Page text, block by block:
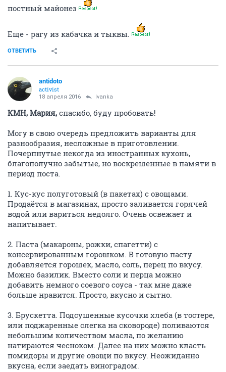
постный майонез
Еще - рагу из кабачка и тыквы.
ОТВЕТИТЬ
antidoto
activist
18 апреля 2016 Ivanka
КМH, Мария, спасибо, буду пробовать!
Могу в свою очередь предложить варианты для
разнообразия, несложные в приготовлении.
Почерпнутые некогда из иностранных кухонь,
благополучно забытые, но воскрешенные в памяти в
период поста.
1. Кус-кус полуготовый (в пакетах) с овощами.
Продаётся в магазинах, просто заливается горячей
водой или вариться недолго. Очень освежает и
напитывает.
2. Паста (макароны, рожки, спагетти) с
консервированным горошком. В готовую пасту
добавляется горошек, масло, соль, перец по вкусу.
Можно базилик. Вместо соли и перца можно
добавить немного соевого соуса - так мне даже
больше нравится. Просто, вкусно и сытно.
3. Брускетта. Подсушенные кусочки хлеба (в тостере,
или поджаренные слегка на сковороде) поливаются
небольшим количеством масла, по желанию
натираются чесноком. Далее на них можно класть
помидоры и другие овощи по вкусу. Неожиданно
вкусна, если заедать виноградом.